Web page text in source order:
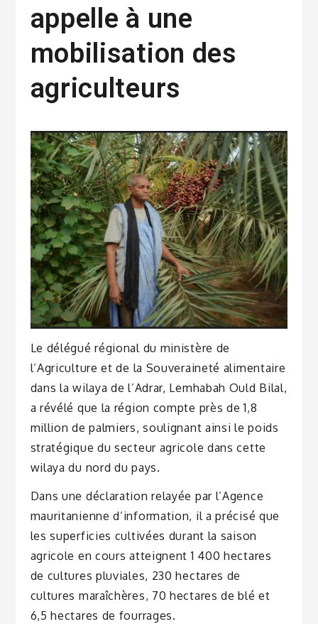
appelle à une
mobilisation des
agriculteurs
Le délégué régional du ministère de
l’Agriculture et de la Souveraineté alimentaire
dans la wilaya de l’Adrar, Lemhabah Ould Bilal,
a révélé que la région compte près de 1,8
million de palmiers, soulignant ainsi le poids
stratégique du secteur agricole dans cette
wilaya du nord du pays.
Dans une déclaration relayée par l’Agence
mauritanienne d’information, il a précisé que
les superficies cultivées durant la saison
agricole en cours atteignent 1 400 hectares
de cultures pluviales, 230 hectares de
cultures maraîchères, 70 hectares de blé et
6,5 hectares de fourrages.